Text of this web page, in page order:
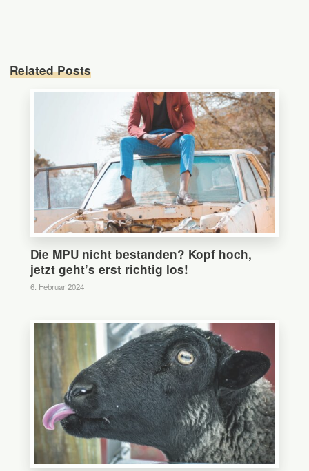
Related Posts
Die MPU nicht bestanden? Kopf hoch,
jetzt geht’s erst richtig los!
6. Februar 2024